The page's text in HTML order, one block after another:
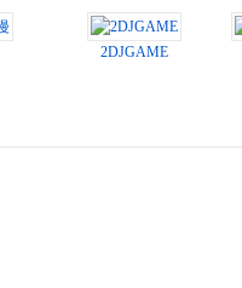
2DJGAME